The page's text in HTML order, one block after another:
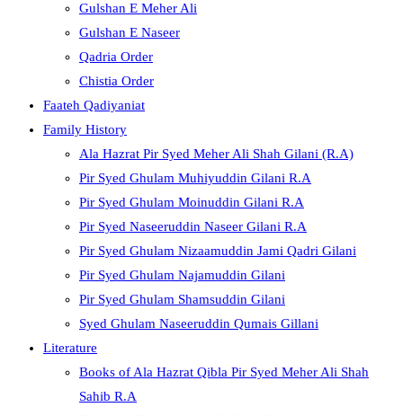
Gulshan E Meher Ali
Gulshan E Naseer
Qadria Order
Chistia Order
Faateh Qadiyaniat
Family History
Ala Hazrat Pir Syed Meher Ali Shah Gilani (R.A)
Pir Syed Ghulam Muhiyuddin Gilani R.A
Pir Syed Ghulam Moinuddin Gilani R.A
Pir Syed Naseeruddin Naseer Gilani R.A
Pir Syed Ghulam Nizaamuddin Jami Qadri Gilani
Pir Syed Ghulam Najamuddin Gilani
Pir Syed Ghulam Shamsuddin Gilani
Syed Ghulam Naseeruddin Qumais Gillani
Literature
Books of Ala Hazrat Qibla Pir Syed Meher Ali Shah
Sahib R.A